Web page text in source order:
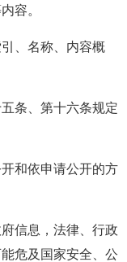
容。
、名称、内容概
、第十六条规定
和依申请公开的方
息，法律、行政
危及国家安全、公